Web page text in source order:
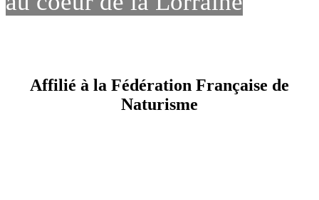
Affilié à la Fédération Française de
Naturisme